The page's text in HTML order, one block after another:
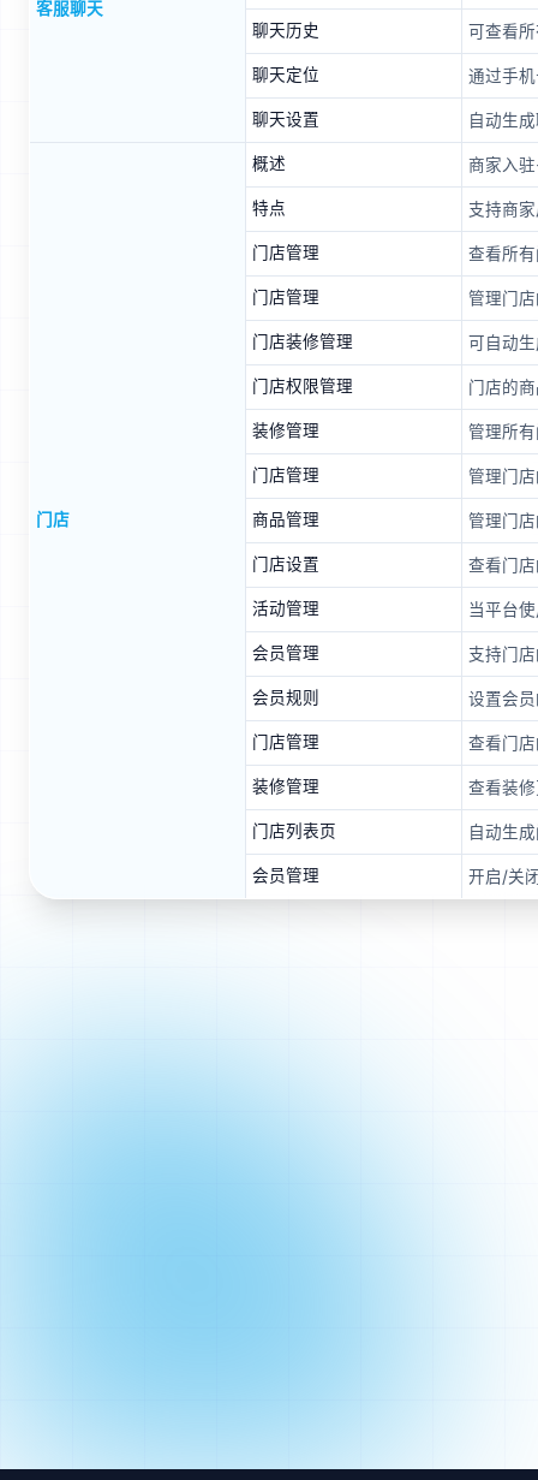
客服聊天
聊天历史
可查看
聊天定位 通过手
聊天设置 自动生
门店
概述 商家入
特点 支持商
门店管理 查看所
门店管理 管理门
门店装修管理 可自动
门店权限管理 门店的
装修管理 管理所
门店管理 管理门
商品管理 管理门
门店设置 查看门
活动管理 当平台
会员管理 支持门
会员规则 设置会
门店管理 查看门
装修管理 查看装
门店列表页 自动生
会员管理 开启/关